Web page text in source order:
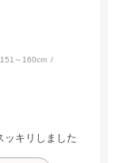
151～160cm
ッキリしました